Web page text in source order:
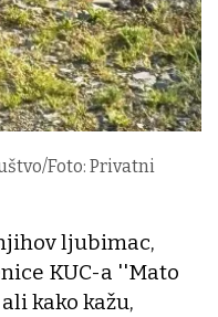
Foto: Privatni
ljubimac,
KUC-a ''Mato
kako kažu,